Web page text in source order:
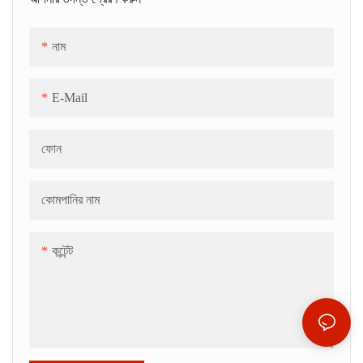
নাম
E-Mail
ফোন
কোমপানির নাম
কন্টেন্ট